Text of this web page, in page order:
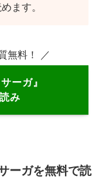
ます。
無料！ ／
ーガ』
み
ーガを無料で読